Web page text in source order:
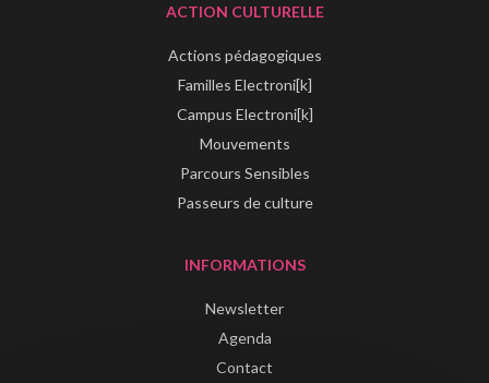
ACTION CULTURELLE
Actions pédagogiques
Familles Electroni[k]
Campus Electroni[k]
Mouvements
Parcours Sensibles
Passeurs de culture
INFORMATIONS
Newsletter
Agenda
Contact